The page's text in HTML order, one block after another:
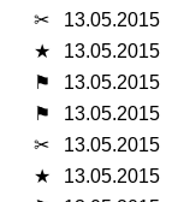
✂
13.05.2015
★
13.05.2015
⚑
13.05.2015
⚑
13.05.2015
✂
13.05.2015
★
13.05.2015